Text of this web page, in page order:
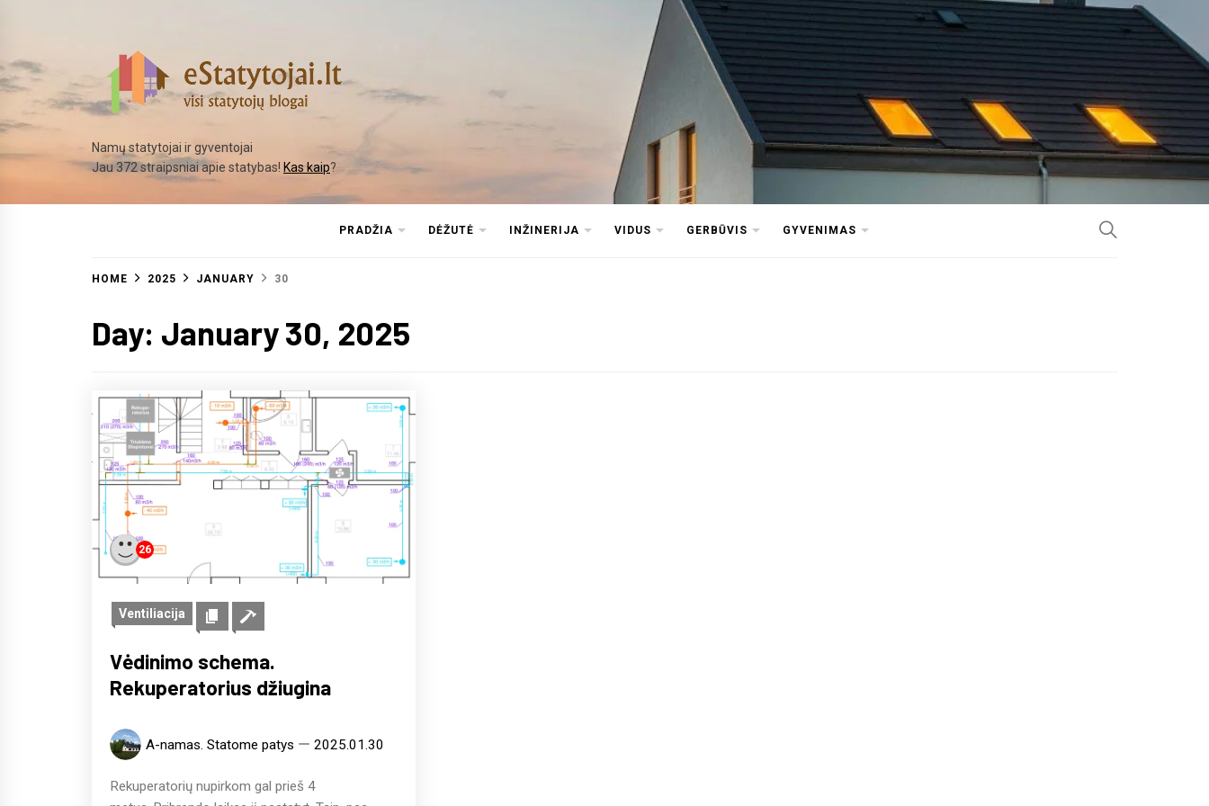
content
Namų statytojai ir gyventojai
Jau 372 straipsniai apie statybas! Kas kaip?
PRADŽIA DĖŽUTĖ INŽINERIJA VIDUS GERBŪVIS GYVENIMAS
HOME 2025 JANUARY 30
Day: January 30, 2025
26
Ventiliacija
Vėdinimo schema.
Rekuperatorius džiugina
A-namas. Statome patys 2025.01.30
Rekuperatorių nupirkom gal prieš 4